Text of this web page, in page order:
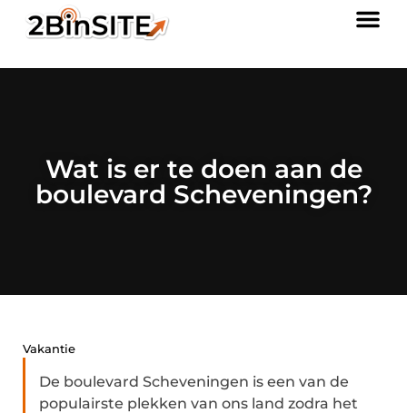
Wat is er te doen aan de
boulevard Scheveningen?
Vakantie
De boulevard Scheveningen is een van de
populairste plekken van ons land zodra het